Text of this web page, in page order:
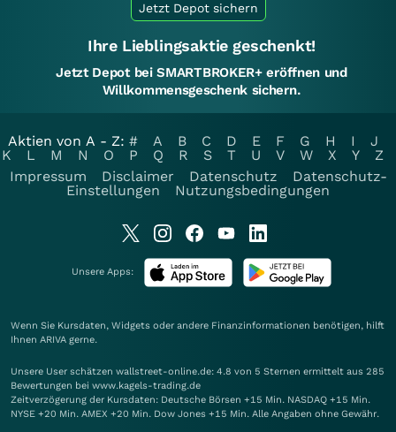
Jetzt Depot sichern
Ihre Lieblingsaktie geschenkt!
Jetzt Depot bei SMARTBROKER+ eröffnen und
Willkommensgeschenk sichern.
Aktien von A - Z: # A B C D E F G H I
J
K
L M N O P Q R S T U V W X Y
Z
Impressum
Disclaimer Datenschutz
Datenschutz-
Einstellungen
Nutzungsbedingungen
Unsere Apps:
Wenn Sie Kursdaten, Widgets oder andere Finanzinformationen benötigen, hilft
Ihnen ARIVA gerne.
Unsere User schätzen wallstreet-online.de: 4.8 von 5 Sternen ermittelt aus 285
Bewertungen bei www.kagels-trading.de
Zeitverzögerung der Kursdaten: Deutsche Börsen +15 Min. NASDAQ +15 Min.
NYSE +20 Min. AMEX +20 Min. Dow Jones +15 Min. Alle Angaben ohne Gewähr.